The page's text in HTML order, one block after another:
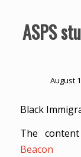
ASPS
August
Black
The
Beacon